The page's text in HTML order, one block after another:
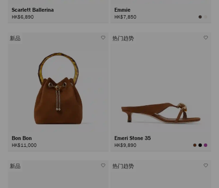
Scarlett Ballerina
HK$6,890
Emmie
HK$7,850
新品
Bon Bon
HK$11,000
热门趋势
Emeri Stone 35
HK$9,890
新品 热门趋势